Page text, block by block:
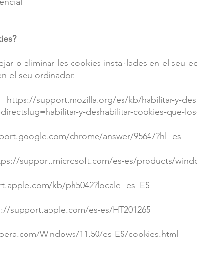
o eliminar les cookies instal·lades en el seu
el seu ordinador.
https://support.mozilla.org/es/kb/habilitar-y-
y-deshabilitar-cookies-que-
chrome/answer/95647?hl=es
support.microsoft.com/es-es/products/
kb/ph5042?locale=es_ES
support.apple.com/es-es/HT201265
Windows/11.50/es-ES/cookies.html